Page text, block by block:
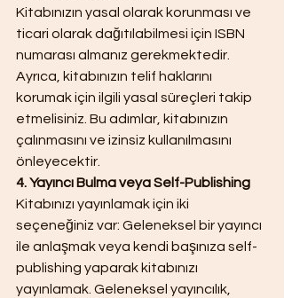
Kitabınızın yasal olarak korunması ve
ticari olarak dağıtılabilmesi için ISBN
numarası almanız gerekmektedir.
Ayrıca, kitabınızın telif haklarını
korumak için ilgili yasal süreçleri takip
etmelisiniz. Bu adımlar, kitabınızın
çalınmasını ve izinsiz kullanılmasını
önleyecektir.
4. Yayıncı Bulma veya Self-Publishing
Kitabınızı yayınlamak için iki
seçeneğiniz var: Geleneksel bir yayıncı
ile anlaşmak veya kendi başınıza self-
publishing yaparak kitabınızı
yayınlamak. Geleneksel yayıncılık,